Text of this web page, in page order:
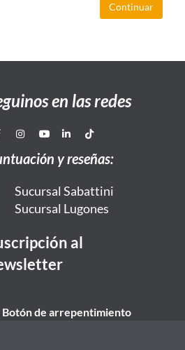
Continuar
en las redes
y reseñas:
Sucursal Sabattini
Sucursal Lugones
al
Botón de arrepentimiento